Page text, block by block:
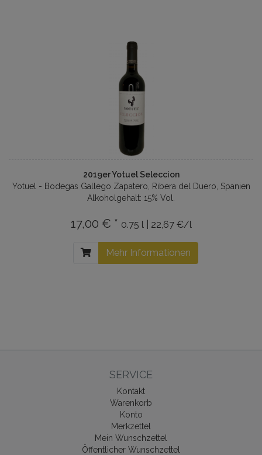
2019er Yotuel Seleccion
Yotuel - Bodegas Gallego Zapatero, Ribera del Duero, Spanien
Alkoholgehalt: 15% Vol.
17,00 € * 0.75 l | 22,67 €/l
Mehr Informationen
SERVICE
Kontakt
Warenkorb
Konto
Merkzettel
Mein Wunschzettel
Öffentlicher Wunschzettel